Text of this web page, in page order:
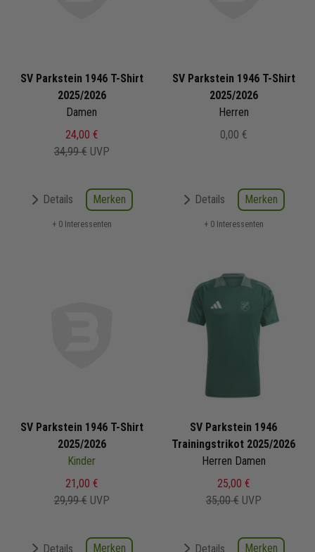
SV Parkstein 1946 T-Shirt
2025/2026
Damen
24,00 €
34,99 € UVP
Details Merken
+ 0 Interessenten
SV Parkstein 1946 T-Shirt
2025/2026
Herren
0,00 €
Details Merken
+ 0 Interessenten
SV Parkstein 1946 T-Shirt
2025/2026
Kinder
21,00 €
29,99 € UVP
Details Merken
SV Parkstein 1946
Trainingstrikot 2025/2026
Herren Damen
25,00 €
35,00 € UVP
Details Merken